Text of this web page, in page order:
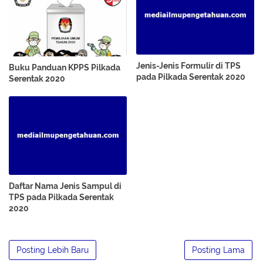
Buku Panduan KPPS Pilkada
Serentak 2020
Jenis-Jenis Formulir di TPS
pada Pilkada Serentak 2020
Daftar Nama Jenis Sampul di
TPS pada Pilkada Serentak
2020
Posting Lebih Baru Posting Lama